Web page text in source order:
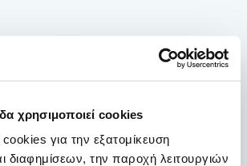
χρησιμοποιεί cookies
για την εξατομίκευση
διαφημίσεων, την παροχή λειτουργιών